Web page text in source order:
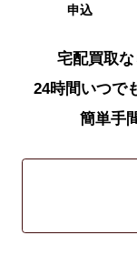
申込
宅配買取な
24時間いつで
簡単手